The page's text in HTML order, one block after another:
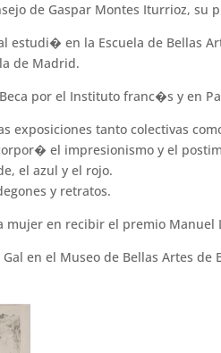
de Gaspar Montes Iturrioz,
estudi� en la Escuela de Bellas
de Madrid.
por el Instituto franc�s y en
exposiciones tanto colectivas
el impresionismo y el
el azul y el rojo.
y retratos.
mujer en recibir el premio Manuel
en el Museo de Bellas Artes